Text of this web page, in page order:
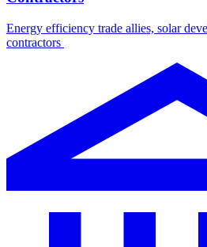
Energy efficiency trade allies, solar
contractors ​​​​‌ ‍ ​‍​‍‌‍ ‌ ​‍‌‍‍‌‌‍‌ ‌‍‍‌‌‍ ‍​‍​‍​ ‍‍​‍​‍‌ ​ ‌‍​‌‌‍ ‍‌‍‍‌‌ ‌​‌ ‍‌​‍ ‍‌‍‍‌‌‍ ​‍​‍​‍ ​​‍​‍‌‍‍​‌ ​‍‌‍‌‌‌‍‌‍​‍​‍​ ‍‍​‍​‍‌‍‍​‌ ‌​‌ ‌​‌ ​​​ ‍‍​‍ ​‍ ‌‍ ​‌‍ ‌‍​ ‌‍​‌‌‍ ​‌‍‍​‌‍ ‌ ​ ‌ ‌​​ ‍‍​ ​ ​ ​ ​ ​ ​ ​ ​‍ ‌‍‍‌‌‍ ‍‌ ‌​‌‍‌‌‌‍ ‍‌ ‌​​‍ ‌‍‌‌‌‍‌​‌‍‍‌‌ ‌​​‍ ‌‍ ‌‌‍ ‌‍‌​‌‍‌‌​ ‌‌ ​​‌ ​‍‌‍‌‌‌ ​ ‌‍‌‌‌‍ ‍‌ ‌​‌‍​‌‌ ‌​‌‍‍‌‌‍ ‌‍ ‍​ ‍ ‌‍‍‌‌‍‌​​ ‌​ ‍​‌‍​ ‌‍‌‍‌‍‌‍‌‍​‌​ ‌‌​ ‌​‌‍​‍​‍ ‌​ ‍‌​ ‌​​ ​ ​ ‍​​‍ ‌​ ‌​‌‍‌‍​ ‍​‌‍​‍​‍ ‌​ ‍‌​ ‍​‌‍‌‌‌‍​‍​‍ ‌​ ‌‍‌‍​‍​ ‍​​ ​‌​ ‌​‌‍​‌​ ‍​​ ‍​​ ​ ​ ​‌​ ​‍​ ​ ​ ‍ ‌ ‌​‌ ‍‌‌ ​​‌‍‌‌​ ‌‌‍​‌‌ ‌‌‌‍‌​‌‍‍‌‌‍‌‌‌‍ ‍‌‍​ ‌‍‌‌​ ‍ ‌ ​​‌‍​‌‌ ‌​‌‍‍​​ ‌‌ ​ ‌‍‍​‌‍ ‌ ​‍‌ ‌​‌​‌​‌‍‌‌‌ ​ ‌‍​ ‌ ​‍‌‍‍‌‌ ​​‌ ‌​‌‍‍‌‌‍ ‌‍ ‍​ ‌‍​‍‌‍​‌‌ ​ ‌‍‌‌‌‌‌‌‌ ​‍‌‍ ​​ ‌‌‍‍​‌ ‌​‌ ‌​‌ ​​​‍‌‌​ ​ ‌​​‌​‍‌‌​ ​‍‌​‌‍​‍‌‌​ ​‍‌​‌‍‌‍ ​‌‍ ‌‍​ ‌‍​‌‌‍ ​‌‍‍​‌‍ ‌ ​ ‌ ‌​​‍‌‌​ ​ ‌​​‌​ ​ ​ ​ ​ ​ ​ ​ ​‍‌‍‌‍‍‌‌‍‌​​ ‌​ ‍​‌‍​ ‌‍‌‍‌‍‌‍‌‍​‌​ ‌‌​ ‌​‌‍​‍​‍ ‌​ ‍‌​ ‌​​ ​ ​ ‍​​‍ ‌​ ‌​‌‍‌‍​ ‍​‌‍​‍​‍ ‌​ ‍‌​ ‍​‌‍‌‌‌‍​‍​‍ ‌​ ‌‍‌‍​‍​ ‍​​ ​‌​ ‌​‌‍​‌​ ‍​​ ‍​​ ​ ​ ​‌​ ​‍​ ​ ​‍‌‍‌ ‌​‌ ‍‌‌ ​​‌‍‌‌​ ‌‌‍​‌‌ ‌‌‌‍‌​‌‍‍‌‌‍‌‌‌‍ ‍‌‍​ ‌‍‌‌​‍‌‍‌ ​​‌‍​‌‌ ‌​‌‍‍​​ ‌‌ ​ ‌‍‍​‌‍ ‌ ​‍‌ ‌​‌​‌​‌‍‌‌‌ ​ ‌‍​ ‌ ​‍‌‍‍‌‌ ​​‌ ‌​‌‍‍‌‌‍ ‌‍ ‍​‍‌‍‌ ​​‌‍‌‌‌ ​‍‌ ​ ‌ ​​‌‍‌‌‌‍​ ‌ ‌​‌‍‍‌‌ ‌‍‌‍‌‌​ ‌‌ ​​‌ ‌‌‌‍​‍‌‍ ​‌‍‍‌‌ ​ ‌‍‍​‌‍‌‌‌‍‌​​‍​‍‌ ‌